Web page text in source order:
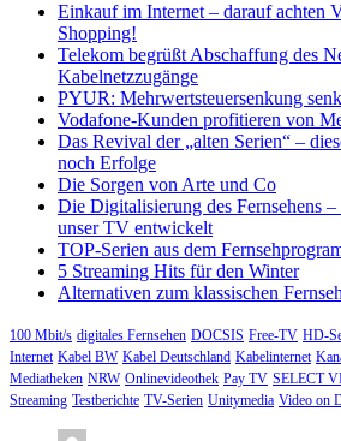
Einkauf im Internet – darauf achten
Shopping!
Telekom begrüßt Abschaffung des
Kabelnetzzugänge
PYUR: Mehrwertsteuersenkung
Vodafone-Kunden profitieren von
Das Revival der „alten Serien“ –
noch Erfolge
Die Sorgen von Arte und Co
Die Digitalisierung des Fernsehens
unser TV entwickelt
TOP-Serien aus dem
5 Streaming Hits für den Winter
Alternativen zum klassischen
100 Mbit/s digitales Fernsehen DOCSIS Free-TV HD-
Internet Kabel BW Kabel Deutschland Kabelinternet
Mediatheken NRW Onlinevideothek Pay TV SELECT
Streaming Testberichte TV-Serien Unitymedia Video on